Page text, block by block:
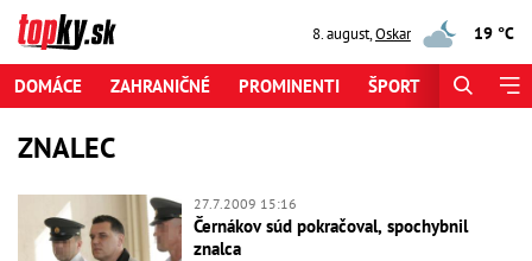
8. august,Oskar 19 °C
DOMÁCE ZAHRANIČNÉ PROMINENTI ŠPORT
ZNALEC
27.7.2009 15:16
Černákov súd pokračoval, spochybnil
znalca